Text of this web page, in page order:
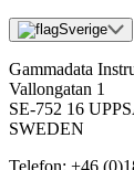
Sverige
Gammadata
Vallongatan 1
SE-752 16
SWEDEN
Telefon: +46